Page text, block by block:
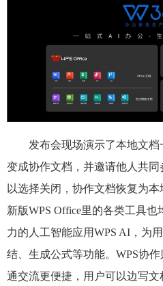
发布会现场演示了本地文档
变成协作文档，并邀请他人共
以选择关闭，协作文档恢复为
新版WPS Office里的各类工具
力的人工智能应用WPS AI，为
结、生成公式等功能。WPS协
通交流更便捷，用户可以边写⽂